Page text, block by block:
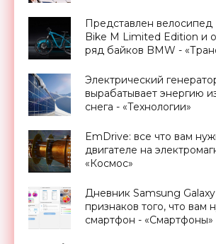
Представлен велосипед
Bike M Limited Edition и
ряд байков BMW -
Электрический
вырабатывает энергию
снега - «Технологии»
EmDrive: все что вам
двигателе на
«Космос»
Дневник Samsung Galaxy
признаков того, что вам
смартфон - «Смартфоны»